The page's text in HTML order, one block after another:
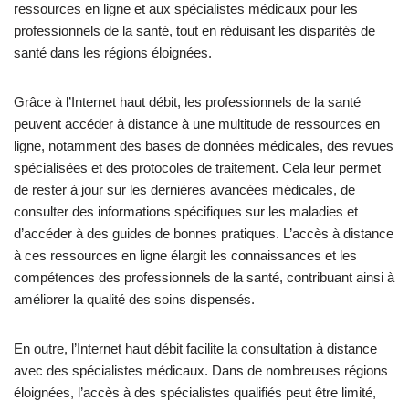
ressources en ligne et aux spécialistes médicaux pour les
professionnels de la santé, tout en réduisant les disparités de
santé dans les régions éloignées.
Grâce à l’Internet haut débit, les professionnels de la santé
peuvent accéder à distance à une multitude de ressources en
ligne, notamment des bases de données médicales, des revues
spécialisées et des protocoles de traitement. Cela leur permet
de rester à jour sur les dernières avancées médicales, de
consulter des informations spécifiques sur les maladies et
d’accéder à des guides de bonnes pratiques. L’accès à distance
à ces ressources en ligne élargit les connaissances et les
compétences des professionnels de la santé, contribuant ainsi à
améliorer la qualité des soins dispensés.
En outre, l’Internet haut débit facilite la consultation à distance
avec des spécialistes médicaux. Dans de nombreuses régions
éloignées, l’accès à des spécialistes qualifiés peut être limité,